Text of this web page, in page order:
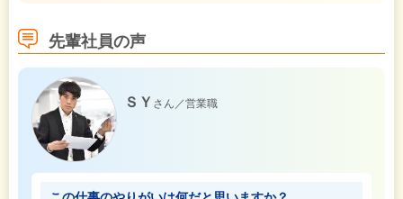
ください。
先輩社員の声
ＳＹ さん／営業職